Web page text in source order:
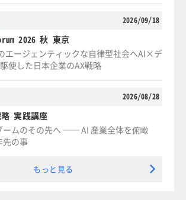
2026/09/18
2026 秋 東京
エージェンティックな自律型社会へAI×デ
使した日本企業のAX戦略
2026/08/28
実践講座
ームのその先へ ── AI 産業全体を俯瞰
先の事
もっと見る